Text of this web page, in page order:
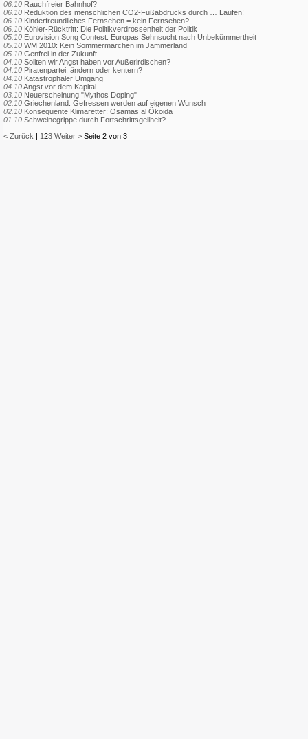
06.10 Rauchfreier Bahnhof?
06.10 Reduktion des menschlichen CO2-Fußabdrucks durch … Laufen!
06.10 Kinderfreundliches Fernsehen = kein Fernsehen?
06.10 Köhler-Rücktritt: Die Politikverdrossenheit der Politik
05.10 Eurovision Song Contest: Europas Sehnsucht nach Unbekümmertheit
05.10 WM 2010: Kein Sommermärchen im Jammerland
05.10 Genfrei in der Zukunft
04.10 Sollten wir Angst haben vor Außerirdischen?
04.10 Piratenpartei: ändern oder kentern?
04.10 Katastrophaler Umgang
04.10Angst vor dem Kapital
03.10 Neuerscheinung "Mythos Doping"
02.10 Griechenland: Gefressen werden auf eigenen Wunsch
02.10 Konsequente Klimaretter: Osamas al Ökoida
01.10 Schweinegrippe durch Fortschrittsgeilheit?
< Zurück | 123 Weiter > Seite 2 von 3